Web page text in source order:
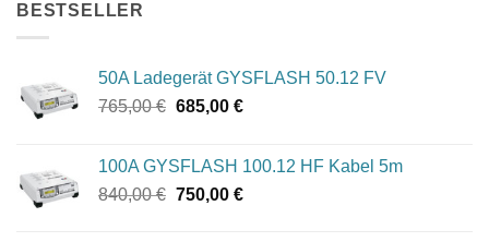
BESTSELLER
50A Ladegerät GYSFLASH 50.12 FV
765,00€ Ursprünglicher
765,00 €
685,00 €Aktueller
685,00 €.
100A GYSFLASH 100.12 HF Kabel 5m
840,00€ Ursprünglicher
750,00 €Aktueller